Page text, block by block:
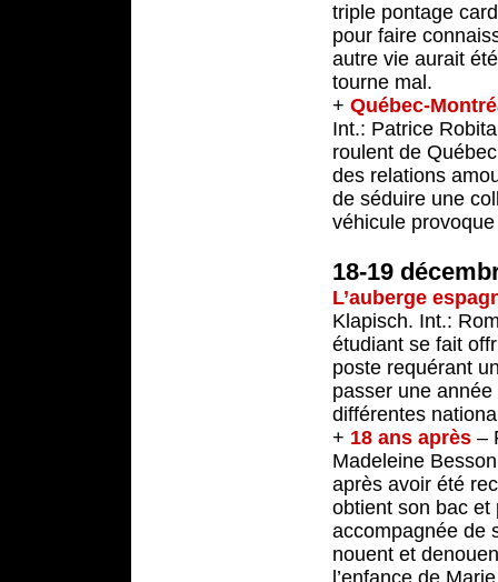
triple pontage
pour faire
autre vie aurait
tourne mal.
+ Québec-
Int.: Patrice
roulent de
des relations
de séduire une
véhicule
18-19
L’auberge
Klapisch. Int.:
étudiant se fait
poste requérant
passer une
différentes
+ 18 ans après –
Madeleine
après avoir été
obtient son bac et
accompagnée de
nouent et
l’enfance de